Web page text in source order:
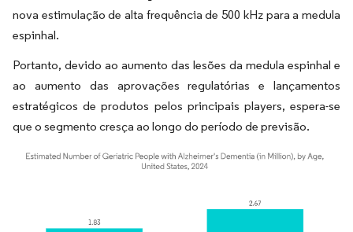
nova estimulação de alta frequência de 500 kHz para a medula
espinhal.
Portanto, devido ao aumento das lesões da medula espinhal e
ao aumento das aprovações regulatórias e lançamentos
estratégicos de produtos pelos principais players, espera-se
que o segmento cresça ao longo do período de previsão.